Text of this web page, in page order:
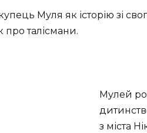
Муля як історію зі
про талісмани.
Мулей
з міста